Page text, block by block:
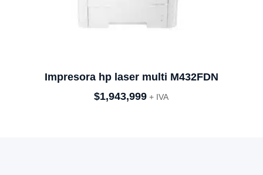
Impresora hp laser multi M432FDN
$1,943,999 + IVA